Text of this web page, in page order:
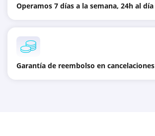
Operamos 7 días a la semana, 24h al día
Garantía de reembolso en cancelaciones